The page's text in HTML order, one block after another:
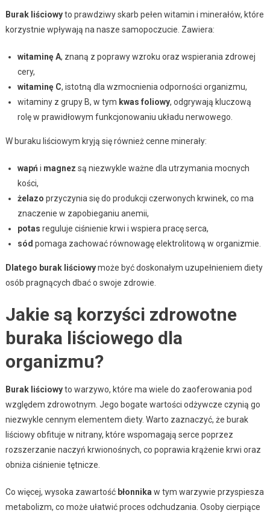
Burak liściowyto prawdziwy skarb pełen witamin i minerałów, które
korzystnie wpływają na nasze samopoczucie. Zawiera:
witaminę A, znaną z poprawy wzroku oraz wspierania zdrowej
cery,
witaminę C, istotną dla wzmocnienia odporności organizmu,
witaminy z grupy B, w tym kwas foliowy, odgrywają kluczową
rolę w prawidłowym funkcjonowaniu układu nerwowego.
W buraku liściowym kryją się również cenne minerały:
wapń i magnez są niezwykle ważne dla utrzymania mocnych
kości,
żelazo przyczynia się do produkcji czerwonych krwinek, co ma
znaczenie w zapobieganiu anemii,
potas reguluje ciśnienie krwi i wspiera pracę serca,
sód pomaga zachować równowagę elektrolitową w organizmie.
Dlatego burak liściowymoże być doskonałym uzupełnieniem diety
osób pragnących dbać o swoje zdrowie.
Jakie są korzyści zdrowotne
buraka liściowego dla
organizmu?
Burak liściowyto warzywo, które ma wiele do zaoferowania pod
względem zdrowotnym. Jego bogate wartości odżywcze czynią go
niezwykle cennym elementem diety. Warto zaznaczyć, że burak
liściowy obfituje w nitrany, które wspomagają serce poprzez
rozszerzanie naczyń krwionośnych, co poprawia krążenie krwi oraz
obniża ciśnienie tętnicze.
Co więcej, wysoka zawartość błonnika w tym warzywie przyspiesza
metabolizm, co może ułatwić proces odchudzania. Osoby cierpiące